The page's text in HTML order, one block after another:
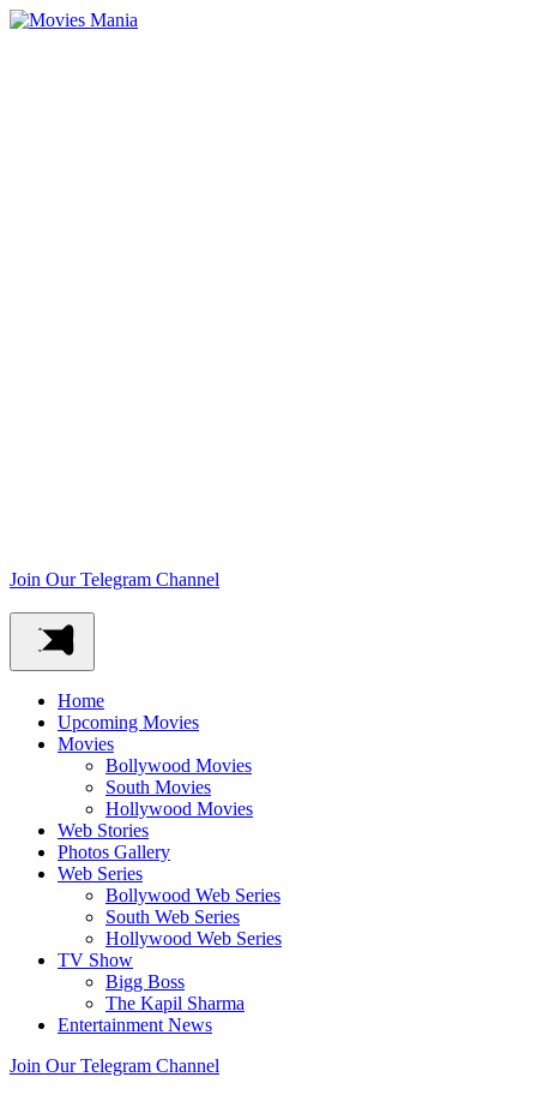
Join Our Telegram Channel
Home
Upcoming Movies
Movies
Bollywood Movies
South Movies
Hollywood Movies
Web Stories
Photos Gallery
Web Series
Bollywood Web Series
South Web Series
Hollywood Web Series
TV Show
Bigg Boss
The Kapil Sharma
Entertainment News
Join Our Telegram Channel